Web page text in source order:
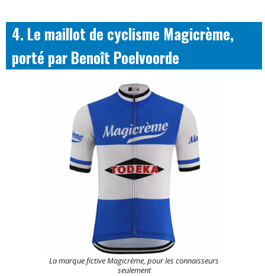
4. Le maillot de cyclisme Magicrème,
porté par Benoît Poelvoorde
La marque fictive Magicrème, pour les connaisseurs
seulement